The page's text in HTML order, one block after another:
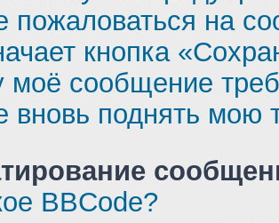
пожаловаться на
кнопка
моё сообщение
вновь поднять мою
BBCode?